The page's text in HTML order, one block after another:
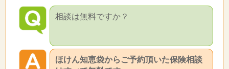
相談は無料ですか？
ほけん知恵袋からご予約頂いた保険相談